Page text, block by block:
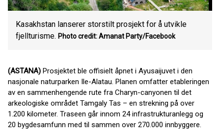
Kasakhstan lanserer storstilt prosjekt for å utvikle
fjellturisme. Photo credit: Amanat Party/Facebook
(ASTANA) Prosjektet ble offisielt åpnet i Ayusaijuvet i den
nasjonale naturparken Ile-Alatau. Planen omfatter etableringen
av en sammenhengende rute fra Charyn-canyonen til det
arkeologiske området Tamgaly Tas – en strekning på over
1.200 kilometer. Traseen går innom 24 infrastrukturanlegg og
20 bygdesamfunn med til sammen over 270.000 innbyggere.